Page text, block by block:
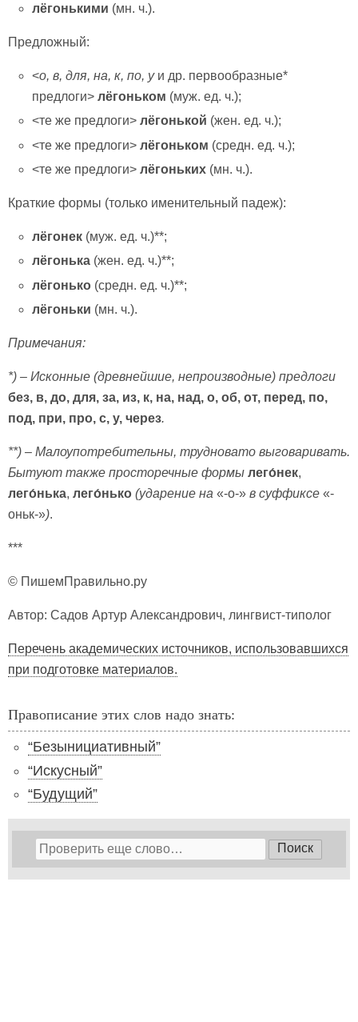
лёгонькими (мн. ч.).
Предложный:
<о, в, для, на, к, по, уи др. первообразные*
предлоги>лёгоньком (муж. ед. ч.);
<те же предлоги>лёгонькой (жен. ед. ч.);
<те же предлоги>лёгоньком (средн. ед. ч.);
<те же предлоги>лёгоньких (мн. ч.).
Краткие формы (только именительный падеж):
лёгонек (муж. ед. ч.)**;
лёгонька (жен. ед. ч.)**;
лёгонько (средн. ед. ч.)**;
лёгоньки (мн. ч.).
Примечания:
*) – Исконные (древнейшие, непроизводные) предлоги
без, в, до, для, за, из, к, на, над, о, об, от, перед, по,
под, при, про, с, у, через.
**) – Малоупотребительны, трудновато выговаривать.
Бытуют также просторечные формы лего́нек,
лего́нька, лего́нько (ударение на «-о-» в суффиксе «-
оньк-»).
***
© ПишемПравильно.ру
Автор: Садов Артур Александрович, лингвист-типолог
Перечень академических источников, использовавшихся
при подготовке материалов.
Правописание этих слов надо знать:
“Безынициативный”
“Искусный”
“Будущий”